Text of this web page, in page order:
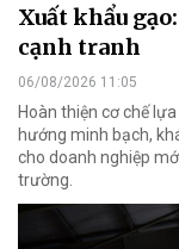
Xuất khẩu
cạnh tranh
06/08/2026 11:05
Hoàn thiện cơ chế
hướng minh bạch,
cho doanh nghiệp
trường.